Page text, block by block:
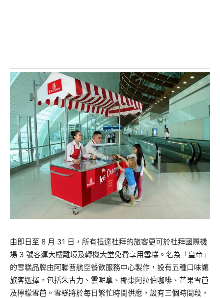
由即日至 8 月 31 日，所有抵達杜拜的旅客更可於杜拜國際機
場 3 號客運大樓離境及轉機大堂免費享用雪糕。名為「皇帝」
的雪糕品牌由阿聯酋航空餐飲服務中心製作，設有五種口味讓
旅客選擇，包括朱古力、雲呢拿、椰棗阿拉伯咖啡、芒果雪芭
及檸檬雪芭。雪糕將於每日繁忙時間供應，設有三個時間段，